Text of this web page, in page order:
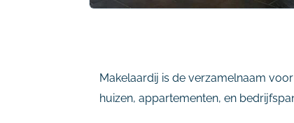
Makelaardij is de verzamelnaam
huizen, appartementen, en